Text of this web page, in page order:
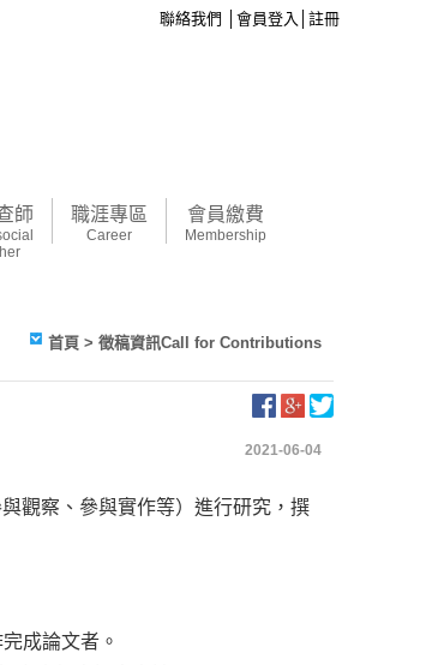
聯絡我們 會員登入 註冊
師 職涯專區
Career
會員繳費
Membership
首頁 > 徵稿資訊Call for Contributions
2021-06-04
觀察、參與實作等）進行研究，撰
成論文者。